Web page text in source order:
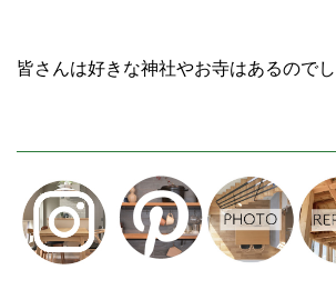
皆さんは好きな神社やお寺はあるので